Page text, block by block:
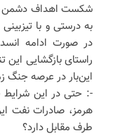
شکست اهداف دشمن
به درستی و با
در صورت ادامه
راستای بازگشایی
این‌بار در عرصه جنگ
-: حتی در این شرایط
هرمز، صادرات نفت
طرف مقابل دارد؟